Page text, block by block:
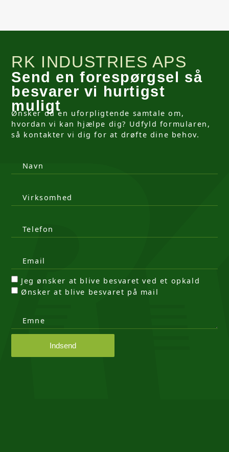
RK INDUSTRIES APS
Send en forespørgsel så
besvarer vi hurtigst
muligt
Ønsker du en uforpligtende samtale om,
hvordan vi kan hjælpe dig? Udfyld formularen,
så kontakter vi dig for at drøfte dine behov.
Navn
Virksomhed
Telefon
Email
Jeg ønsker at blive besvaret ved et opkald
Ønsker at blive besvaret på mail
Emne
Indsend